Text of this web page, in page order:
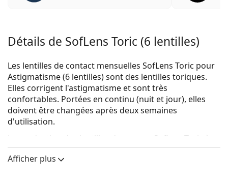
Détails de SofLens Toric (6 lentilles)
Les lentilles de contact mensuelles SofLens Toric pour
Astigmatisme (6 lentilles) sont des lentilles toriques.
Elles corrigent l'astigmatisme et sont très
confortables. Portées en continu (nuit et jour), elles
doivent être changées après deux semaines
d'utilisation.
La production des lentilles de contact Soflens Toric à
dioptries positives (+) et à dioptries de 0,00 a été
abandonnée.
Afficher plus